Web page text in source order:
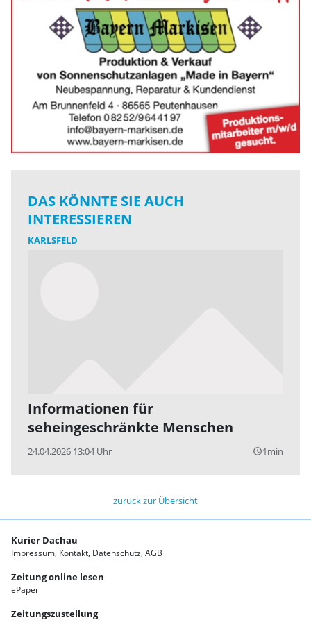
DAS KÖNNTE SIE AUCH
INTERESSIEREN
KARLSFELD
Informationen für
seheingeschränkte Menschen
24.04.2026 13:04 Uhr query_builder1min
zurück zur Übersicht
Kurier Dachau
Impressum Kontakt Datenschutz AGB
Zeitung online lesen
ePaper
Zeitungszustellung